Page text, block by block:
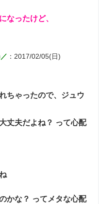
なったけど、
：2017/02/05(日)
ちゃったので、ジュウ
丈夫だよね？ って心配
かな？ ってメタな心配